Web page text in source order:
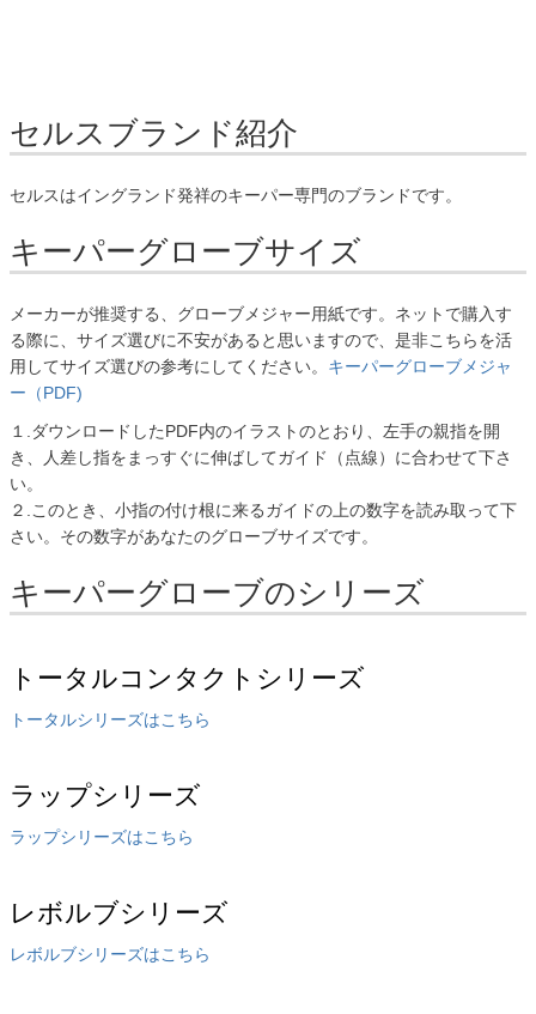
セルスブランド紹介
セルスはイングランド発祥のキーパー専門のブランドです。
キーパーグローブサイズ
メーカーが推奨する、グローブメジャー用紙です。ネットで購入す
る際に、サイズ選びに不安があると思いますので、是非こちらを活
用してサイズ選びの参考にしてください。 キーパーグローブメジャ
ー（PDF)
１.ダウンロードしたPDF内のイラストのとおり、左手の親指を開
き、人差し指をまっすぐに伸ばしてガイド（点線）に合わせて下さ
い。
２.このとき、小指の付け根に来るガイドの上の数字を読み取って下
さい。その数字があなたのグローブサイズです。
キーパーグローブのシリーズ
トータルコンタクトシリーズ
トータルシリーズはこちら
ラップシリーズ
ラップシリーズはこちら
レボルブシリーズ
レボルブシリーズはこちら